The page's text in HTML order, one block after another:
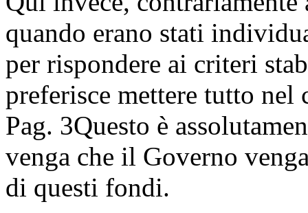
quando erano stati
per rispondere ai criteri
preferisce mettere tutto nel
Pag. 3Questo è
venga che il Governo
di questi fondi.